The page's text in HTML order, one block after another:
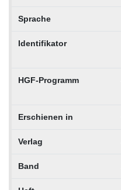
Sprache
Identifikator
HGF-Programm
Erschienen in
Verlag
Band